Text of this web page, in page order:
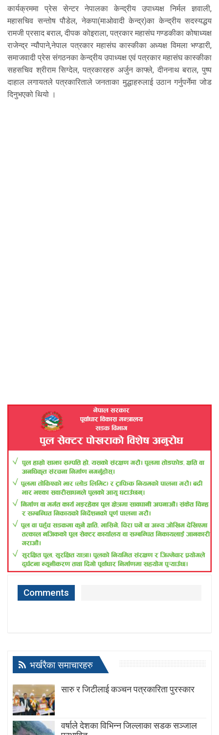
कार्यक्रममा प्रेस सेन्टर नेपालका केन्द्रीय उपाध्यक्ष निर्मल ज्ञवाली,
महासचिव सन्तोष पौडेल, नेकपा(माओवादी केन्द्र)का केन्द्रीय सदस्यद्धय
रामजी प्रसाद बराल, दीपक कोइराला, पत्रकार महासंघ गण्डकीका कोषाध्यक्ष
राजेन्द्र न्यौपाने,नेपाल पत्रकार महासंघ कास्कीका अध्यक्ष विमला भण्डारी,
समाजवादी प्रेस संगठनका केन्द्रीय उपाध्यक्ष एवं पत्रकार महासंघ कास्कीका
सहसचिव श्रीराम सिग्देल, पत्रकारहरु अर्जुन काफ्ले, दीननाथ बराल, पुष्प
दाहाल लगायतले पत्रकारिताले जनताका मुद्धाहरुलाई उठान गर्नुपर्नेमा जोड
दिनुभएको थियो ।
Comments
भर्खरैका समाचारहरु
सारु र जिटीलाई कञ्चन पत्रकारिता पुरस्कार
वर्षाले देशका विभिन्न जिल्लाका सडक सञ्जाल